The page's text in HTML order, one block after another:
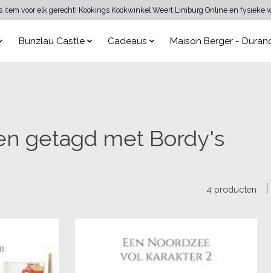
voor elk gerecht! Kookings Kookwinkel Weert Limburg Online en fysieke
Bunzlau Castle Cadeaus Maison Berger -
getagd met Bordy's
4 producten